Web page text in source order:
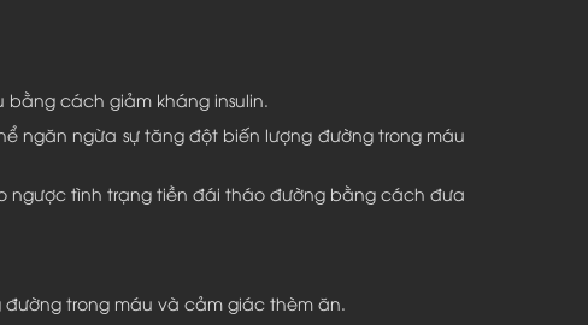
cách giảm kháng insulin.
ngăn ngừa sự tăng đột biến lượng đường trong máu
ngược tình trạng tiền đái tháo đường bằng cách đưa
trong máu và cảm giác thèm ăn.